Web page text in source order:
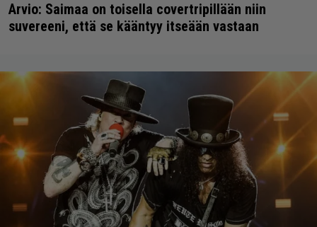
Arvio: Saimaa on toisella covertripillään niin
suvereeni, että se kääntyy itseään vastaan